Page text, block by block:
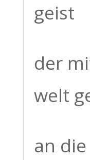
geist
der
welt
an die